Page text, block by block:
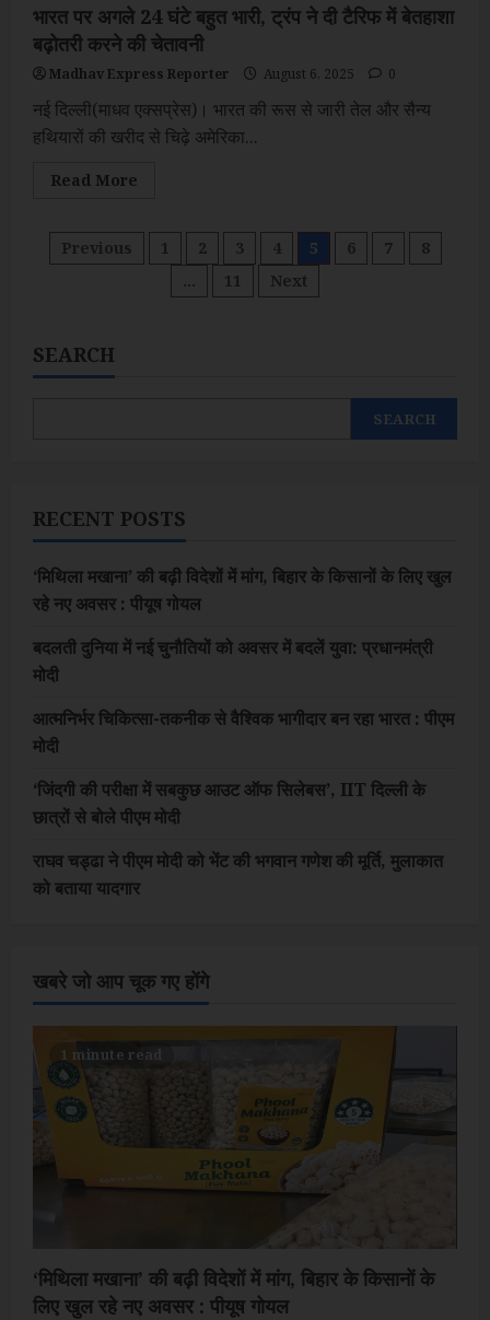
भारत पर अगले 24 घंटे बहुत भारी, ट्रंप ने दी टैरिफ में बेतहाशा
बढ़ोतरी करने की चेतावनी
Madhav Express Reporter August 6, 2025 0
नई दिल्ली(माधव एक्सप्रेस)। भारत की रूस से जारी तेल और सैन्य
हथियारों की खरीद से चिढ़े अमेरिका...
Read More
अगले
24
Posts
pagination
Previous 1 2 3 4 5 6 7
8
…
11 Next
SEARCH
SEARCH
RECENT POSTS
‘मिथिला मखाना’ की बढ़ी विदेशों में मांग, बिहार के किसानों के लिए खुल
रहे नए अवसर : पीयूष गोयल
बदलती दुनिया में नई चुनौतियों को अवसर में बदलें युवा: प्रधानमंत्री
मोदी
आत्मनिर्भर चिकित्सा-तकनीक से वैश्विक भागीदार बन रहा भारत : पीएम
मोदी
‘जिंदगी की परीक्षा में सबकुछ आउट ऑफ सिलेबस’, IIT दिल्ली के
छात्रों से बोले पीएम मोदी
राघव चड्ढा ने पीएम मोदी को भेंट की भगवान गणेश की मूर्ति, मुलाकात
को बताया यादगार
खबरे जो आप चूक गए होंगे
1 minute read
‘मिथिला मखाना’ की बढ़ी विदेशों में मांग, बिहार के किसानों के
लिए खुल रहे नए अवसर : पीयूष गोयल